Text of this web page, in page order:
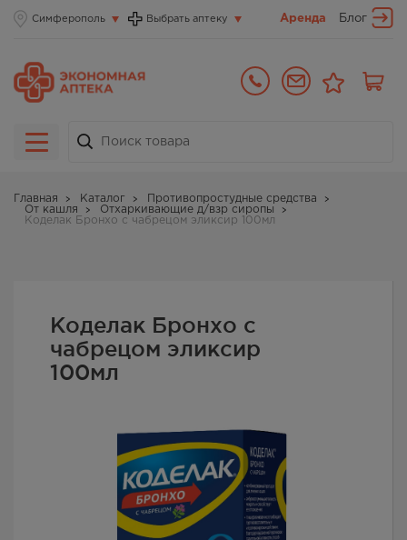
Симферополь Выбрать аптеку Аренда Блог
Главная Каталог
Противопростудные средства
От кашля
Отхаркивающие д/взр сиропы
Коделак Бронхо с чабрецом эликсир 100мл
Коделак Бронхо с
чабрецом эликсир
100мл